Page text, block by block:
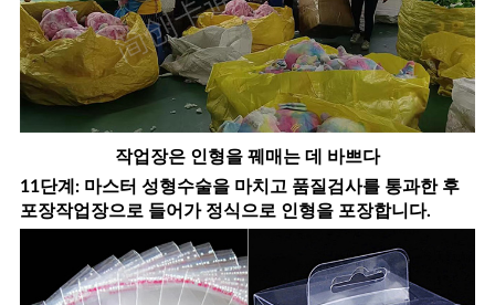
작업장은 인형을 꿰매는 데 바쁘다
11단계: 마스터 성형수술을 마치고 품질검사를 통과한 후
포장작업장으로 들어가 정식으로 인형을 포장합니다.